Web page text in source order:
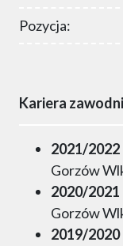
Pozycja:
Kariera
2021/2022
Gorzów
2020/2021
Gorzów
2019/2020